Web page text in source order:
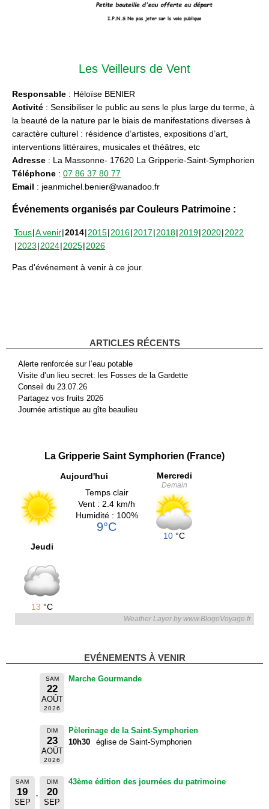
Les Veilleurs de Vent
Responsable : Héloïse BENIER
Activité : Sensibiliser le public au sens le plus large du terme, à
la beauté de la nature par le biais de manifestations diverses à
caractère culturel : résidence d’artistes, expositions d’art,
interventions littéraires, musicales et théâtres, etc
Adresse : La Massonne- 17620 La Gripperie-Saint-Symphorien
Téléphone : 07 86 37 80 77
Email : jeanmichel.benier@wanadoo.fr
Événements organisés par Couleurs Patrimoine :
Tous A venir 2014 2015 2016 2017 2018 2019 2020 2022
2023 2024 2025 2026
Pas d'événement à venir à ce jour.
ARTICLES RÉCENTS
Alerte renforcée sur l’eau potable
Visite d’un lieu secret: les Fosses de la Gardette
Conseil du 23.07.26
Partagez vos fruits 2026
Journée artistique au gîte beaulieu
La Gripperie Saint Symphorien (France)
Aujourd'hui
Temps clair
Vent : 2.4 km/h
Humidité : 100%
9°C
Mercredi
Demain
10 °C
Jeudi
13 °C
Weather Layer by www.BlogoVoyage.fr
EVÉNEMENTS À VENIR
SAM
22
AOÛT
2026
Marche Gourmande
DIM
23
AOÛT
2026
Pèlerinage de la Saint-Symphorien
10h30
église de Saint-Symphorien
SAM
19
SEP
DIM
20
SEP
43ème édition des journées du patrimoine